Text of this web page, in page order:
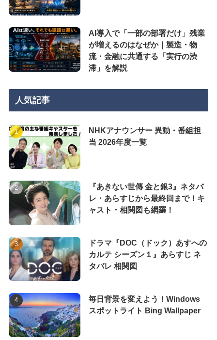
AI導入で「一部の部署だけ」残業
が増えるのはなぜか｜製造・物
流・金融に共通する「実行の渋
滞」を解説
人気記事
NHKアナウンサー 異動・番組担
当 2026年度一覧
『あきない世傳 金と銀3』ネタバ
レ・あらすじから最終回まで！キ
ャスト・相関図も網羅！
ドラマ『DOC（ドック）あすへの
カルテ シーズン１』あらすじ ネ
タバレ 相関図
毎日背景を変えよう！Windows
スポットライト Bing Wallpaper